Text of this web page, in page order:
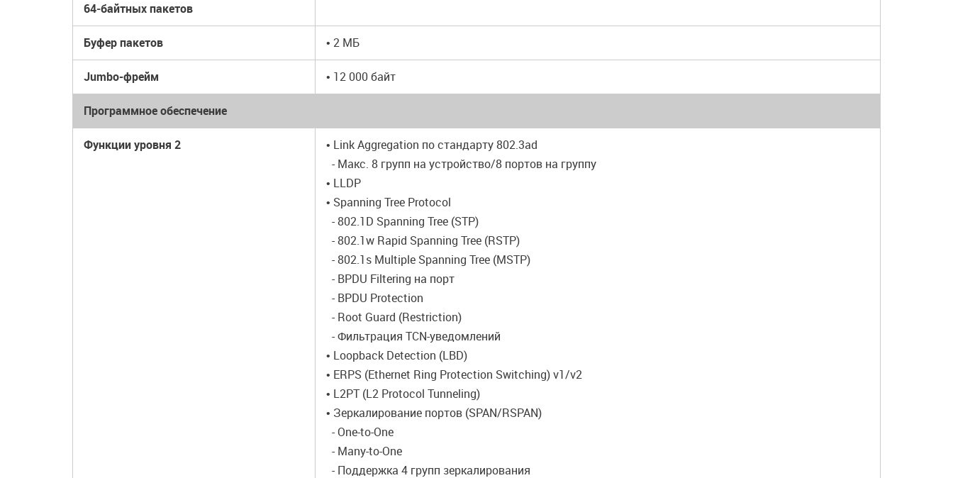
64‑байтных пакетов
Буфер пакетов • 2 МБ
Jumbo-фрейм • 12 000 байт
Программное обеспечение
Функции уровня 2
• Link Aggregation по стандарту 802.3ad
- Макс. 8 групп на устройство/8 портов на группу
• LLDP
• Spanning Tree Protocol
- 802.1D Spanning Tree (STP)
- 802.1w Rapid Spanning Tree (RSTP)
- 802.1s Multiple Spanning Tree (MSTP)
- BPDU Filtering на порт
- BPDU Protection
- Root Guard (Restriction)
- Фильтрация TCN-уведомлений
• Loopback Detection (LBD)
• ERPS (Ethernet Ring Protection Switching) v1/v2
• L2PT (L2 Protocol Tunneling)
• Зеркалирование портов (SPAN/RSPAN)
- One-to-One
- Many-to-One
- Поддержка 4 групп зеркалирования